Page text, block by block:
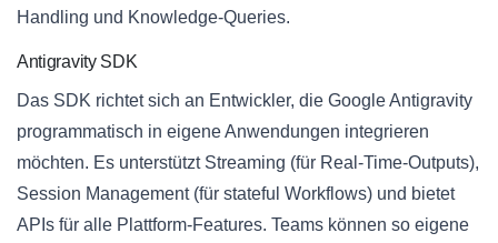
Handling und Knowledge-Queries.
Antigravity SDK
Das SDK richtet sich an Entwickler, die Google Antigravity
programmatisch in eigene Anwendungen integrieren
möchten. Es unterstützt Streaming (für Real-Time-Outputs),
Session Management (für stateful Workflows) und bietet
APIs für alle Plattform-Features. Teams können so eigene